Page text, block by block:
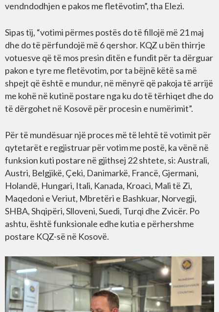
vendndodhjen e pakos me fletëvotim”, tha Elezi.
Sipas tij, “votimi përmes postës do të fillojë më 21 maj
dhe do të përfundojë më 6 qershor. KQZ u bën thirrje
votuesve që të mos presin ditën e fundit për ta dërguar
pakon e tyre me fletëvotim, por ta bëjnë këtë sa më
shpejt që është e mundur, në mënyrë që pakoja të arrijë
me kohë në kutinë postare nga ku do të tërhiqet dhe do
të dërgohet në Kosovë për procesin e numërimit”.
Për të mundësuar një proces më të lehtë të votimit për
qytetarët e regjistruar për votim me postë, ka vënë në
funksion kuti postare në gjithsej 22 shtete, si: Australi,
Austri, Belgjikë, Çeki, Danimarkë, Francë, Gjermani,
Holandë, Hungari, Itali, Kanada, Kroaci, Mali të Zi,
Maqedoni e Veriut, Mbretëri e Bashkuar, Norvegji,
SHBA, Shqipëri, Slloveni, Suedi, Turqi dhe Zvicër. Po
ashtu, është funksionale edhe kutia e përhershme
postare KQZ-së në Kosovë.